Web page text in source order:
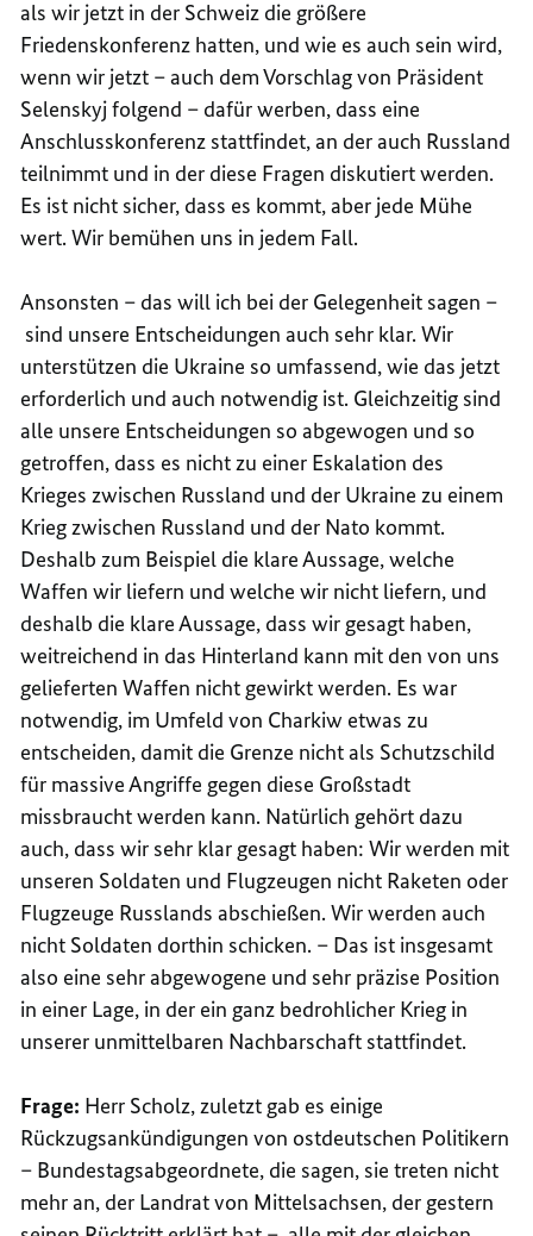
als wir jetzt in der Schweiz die größere
Friedenskonferenz hatten, und wie es auch sein wird,
wenn wir jetzt – auch dem Vorschlag von Präsident
Selenskyj folgend – dafür werben, dass eine
Anschlusskonferenz stattfindet, an der auch Russland
teilnimmt und in der diese Fragen diskutiert werden.
Es ist nicht sicher, dass es kommt, aber jede Mühe
wert. Wir bemühen uns in jedem Fall.
Ansonsten – das will ich bei der Gelegenheit sagen –
sind unsere Entscheidungen auch sehr klar. Wir
unterstützen die Ukraine so umfassend, wie das jetzt
erforderlich und auch notwendig ist. Gleichzeitig sind
alle unsere Entscheidungen so abgewogen und so
getroffen, dass es nicht zu einer Eskalation des
Krieges zwischen Russland und der Ukraine zu einem
Krieg zwischen Russland und der Nato kommt.
Deshalb zum Beispiel die klare Aussage, welche
Waffen wir liefern und welche wir nicht liefern, und
deshalb die klare Aussage, dass wir gesagt haben,
weitreichend in das Hinterland kann mit den von uns
gelieferten Waffen nicht gewirkt werden. Es war
notwendig, im Umfeld von Charkiw etwas zu
entscheiden, damit die Grenze nicht als Schutzschild
für massive Angriffe gegen diese Großstadt
missbraucht werden kann. Natürlich gehört dazu
auch, dass wir sehr klar gesagt haben: Wir werden mit
unseren Soldaten und Flugzeugen nicht Raketen oder
Flugzeuge Russlands abschießen. Wir werden auch
nicht Soldaten dorthin schicken. – Das ist insgesamt
also eine sehr abgewogene und sehr präzise Position
in einer Lage, in der ein ganz bedrohlicher Krieg in
unserer unmittelbaren Nachbarschaft stattfindet.
Frage: Herr Scholz, zuletzt gab es einige
Rückzugsankündigungen von ostdeutschen Politikern
– Bundestagsabgeordnete, die sagen, sie treten nicht
mehr an, der Landrat von Mittelsachsen, der gestern